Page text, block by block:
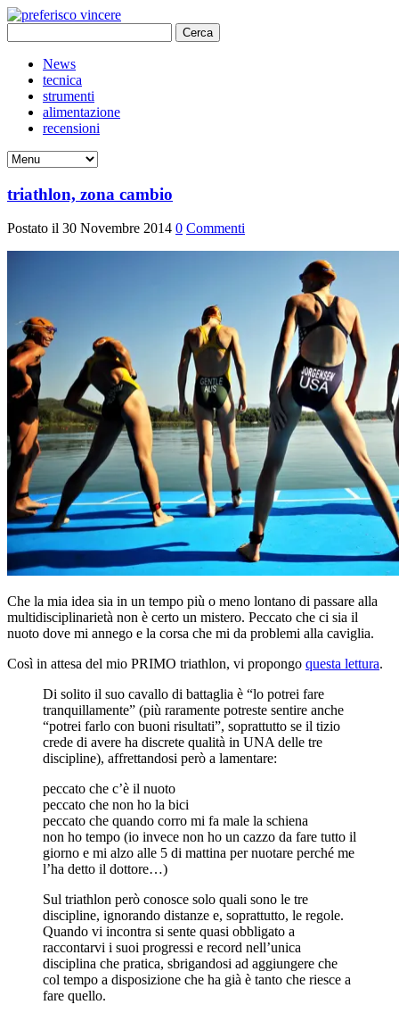
per:
News
tecnica
strumenti
alimentazione
recensioni
triathlon, zona cambio
Postato il 30 Novembre 2014 0 Commenti
Che la mia idea sia in un tempo più o meno lontano di passare alla
multidisciplinarietà non è certo un mistero. Peccato che ci sia il
nuoto dove mi annego e la corsa che mi da problemi alla caviglia.
Così in attesa del mio PRIMO triathlon, vi propongo questa lettura.
Di solito il suo cavallo di battaglia è “lo potrei fare
tranquillamente” (più raramente potreste sentire anche
“potrei farlo con buoni risultati”, soprattutto se il tizio
crede di avere ha discrete qualità in UNA delle tre
discipline), affrettandosi però a lamentare:
peccato che c’è il nuoto
peccato che non ho la bici
peccato che quando corro mi fa male la schiena
non ho tempo (io invece non ho un cazzo da fare tutto il
giorno e mi alzo alle 5 di mattina per nuotare perché me
l’ha detto il dottore…)
Sul triathlon però conosce solo quali sono le tre
discipline, ignorando distanze e, soprattutto, le regole.
Quando vi incontra si sente quasi obbligato a
raccontarvi i suoi progressi e record nell’unica
disciplina che pratica, sbrigandosi ad aggiungere che
col tempo a disposizione che ha già è tanto che riesce a
fare quello.